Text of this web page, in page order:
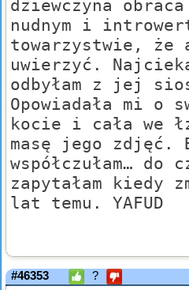
dziewczyna
nudnym i
towarzystwie, że
uwierzyć.
odbyłam z jej
Opowiadała mi o
kocie i cała we
masę jego zdjęć.
współczułam… do
zapytałam kiedy
lat temu. YAFUD
#46353 ?